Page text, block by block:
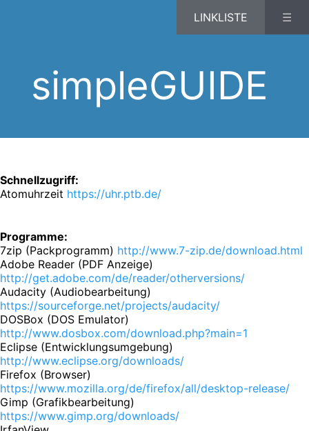
simpleGUIDE
☰
LINKLISTE
Schnellzugriff:
Atomuhrzeit https://uhr.ptb.de/
Programme:
7zip (Packprogramm) http://www.7-zip.de/download.html
Adobe Reader (PDF Anzeige)
http://get.adobe.com/de/reader/otherversions/
Audacity (Audiobearbeitung)
https://sourceforge.net/projects/audacity/
DOSBox (DOS Emulator)
http://www.dosbox.com/download.php?main=1
Eclipse (Entwicklungsumgebung)
http://www.eclipse.org/downloads/
Firefox (Browser)
https://www.mozilla.org/de/firefox/all/desktop-release/
Gimp (Grafikbearbeitung)
https://www.gimp.org/downloads/